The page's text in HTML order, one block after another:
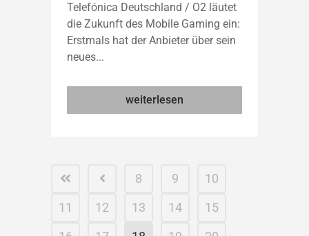
Telefónica Deutschland / O2 läutet
die Zukunft des Mobile Gaming ein:
Erstmals hat der Anbieter über sein
neues...
weiterlesen
8 9
10
11
12 13 14
15